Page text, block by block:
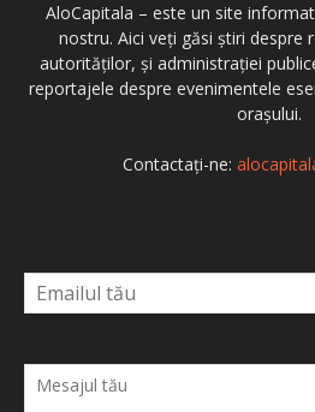
AloCapitala – este un site
nostru. Aici veți găsi știri despre
autorităților, și administrației
reportajele despre evenimentele
orașului.
Contactați-ne: